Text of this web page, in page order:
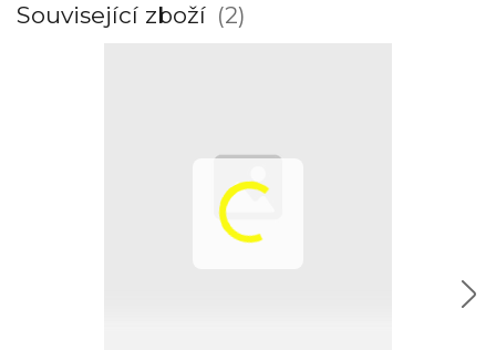
Související zboží 2